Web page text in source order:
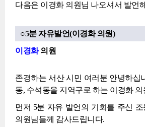
다음은 이경화 의원님 나오셔서 발언
○5분 자유발언(이경화 의원)
이경화의원
존경하는 서산 시민 여러분 안녕하십
동, 수석동을 지역구로 하는 이경화
먼저 5분 자유 발언의 기회를 주신
의원님들께 감사드립니다.